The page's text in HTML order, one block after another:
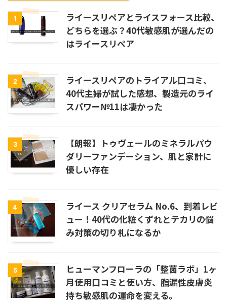
1
ライースリペアとライスフォース比較、
どちらを選ぶ？40代敏感肌が選んだの
はライースリペア
2
ライースリペアのトライアル口コミ、
40代主婦が試した感想、製造元のライ
スパワー№11は凄かった
3
【朗報】トゥヴェールのミネラルパウ
ダリーファンデーション、肌と家計に
優しい存在
4
ライース クリアセラム No.6、到着レビ
ュー！40代の化粧くずれとテカリの悩
み対策の切り札になるか
5
ヒューマンフローラの「整菌ラボ」1ヶ
月使用口コミと使い方、脂漏性皮膚炎
持ち敏感肌の運命を変える。